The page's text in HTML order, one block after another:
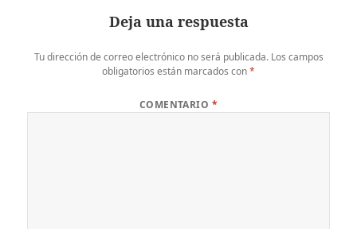
Deja una respuesta
Tu dirección de correo electrónico no será publicada. Los campos
obligatorios están marcados con*
COMENTARIO *